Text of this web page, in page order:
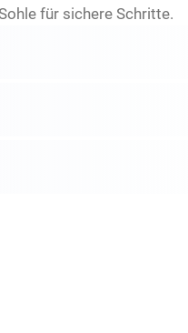
für sichere Schritte.